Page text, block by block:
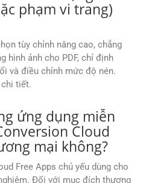
phạm vi trang)
tùy chỉnh nâng cao, chẳng
hình ảnh cho PDF, chỉ định
và điều chỉnh mức độ nén.
tiết.
ứng dụng miễn
Cloud
mại không?
Free Apps chủ yếu dùng cho
Đối với mục đích thương